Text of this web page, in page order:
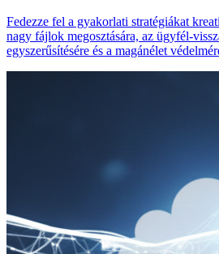
Fedezze fel a gyakorlati stratégiákat
nagy fájlok megosztására, az ügyfél-
egyszerűsítésére és a magánélet